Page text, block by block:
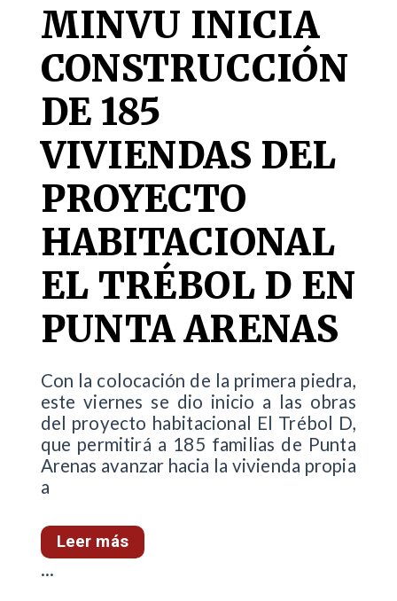
MINVU INICIA
CONSTRUCCIÓN
DE 185
VIVIENDAS DEL
PROYECTO
HABITACIONAL
EL TRÉBOL D EN
PUNTA ARENAS
Con la colocación de la primera piedra,
este viernes se dio inicio a las obras
del proyecto habitacional El Trébol D,
que permitirá a 185 familias de Punta
Arenas avanzar hacia la vivienda propia
a
Leer más
...